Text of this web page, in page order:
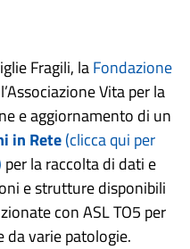
Fragili, laFondazione
Vita per la
e aggiornamento di un
in Rete(clicca qui per
per la raccolta di dati e
e strutture disponibili
con ASL TO5 per
da varie patologie.